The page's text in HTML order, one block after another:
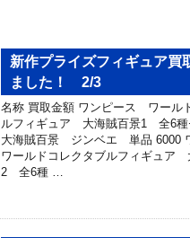
新作プライズフィギュア買
ました！ 2/3
名称 買取金額 ワンピース ワール
ルフィギュア 大海賊百景1 全6種
大海賊百景 ジンベエ 単品 6000
ワールドコレクタブルフィギュア
2 全6種 …